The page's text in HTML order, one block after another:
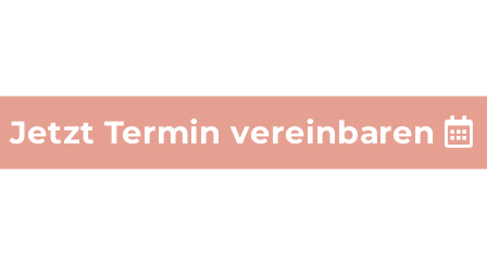
Jetzt Termin vereinbaren